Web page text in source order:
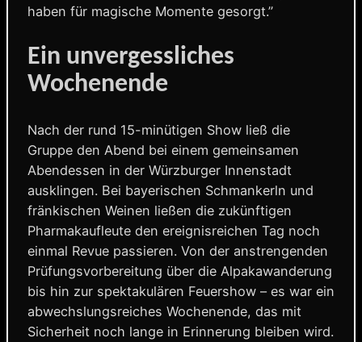
haben für magische Momente gesorgt.”
Ein unvergessliches
Wochenende
Nach der rund 15-minütigen Show ließ die
Gruppe den Abend bei einem gemeinsamen
Abendessen in der Würzburger Innenstadt
ausklingen. Bei bayerischen Schmankerln und
fränkischen Weinen ließen die zukünftigen
Pharmakaufleute den ereignisreichen Tag noch
einmal Revue passieren. Von der anstrengenden
Prüfungsvorbereitung über die Alpakawanderung
bis hin zur spektakulären Feuershow – es war ein
abwechslungsreiches Wochenende, das mit
Sicherheit noch lange in Erinnerung bleiben wird.